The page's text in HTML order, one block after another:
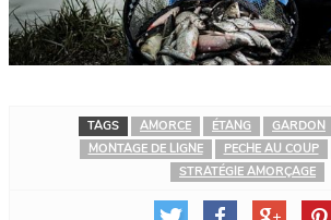
TAGS AMORCE ÉTANG GARDON
MONTAGE DE LIGNE
PECHE AU COUP
STRATÉGIE AMORÇAGE